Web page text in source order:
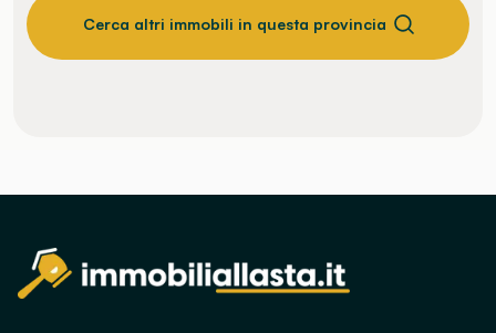
Cerca altri immobili in questa provincia